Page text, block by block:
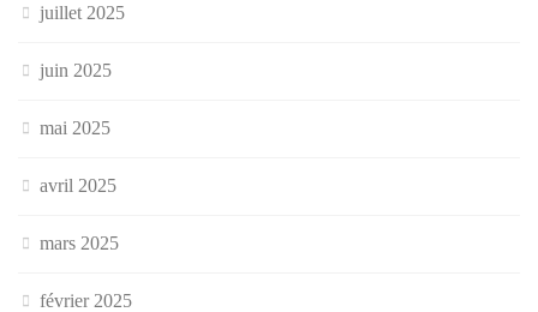
juillet 2025
juin 2025
mai 2025
avril 2025
mars 2025
février 2025